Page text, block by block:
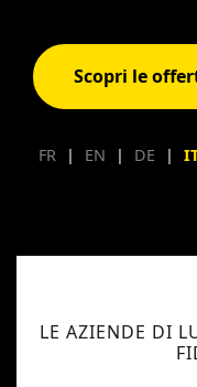
Scopri le
FR | EN | DE |
LE AZIENDE DI